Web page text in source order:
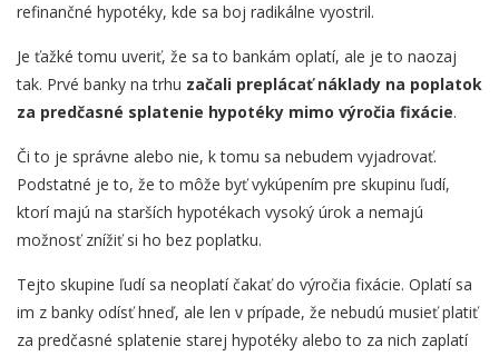
refinančné hypotéky, kde sa boj radikálne vyostril.
Je ťažké tomu uveriť, že sa to bankám oplatí, ale je to naozaj
tak. Prvé banky na trhu začali preplácať náklady na poplatok
za predčasné splatenie hypotéky mimo výročia fixácie.
Či to je správne alebo nie, k tomu sa nebudem vyjadrovať.
Podstatné je to, že to môže byť vykúpením pre skupinu ľudí,
ktorí majú na starších hypotékach vysoký úrok a nemajú
možnosť znížiť si ho bez poplatku.
Tejto skupine ľudí sa neoplatí čakať do výročia fixácie. Oplatí sa
im z banky odísť hneď, ale len v prípade, že nebudú musieť platiť
za predčasné splatenie starej hypotéky alebo to za nich zaplatí